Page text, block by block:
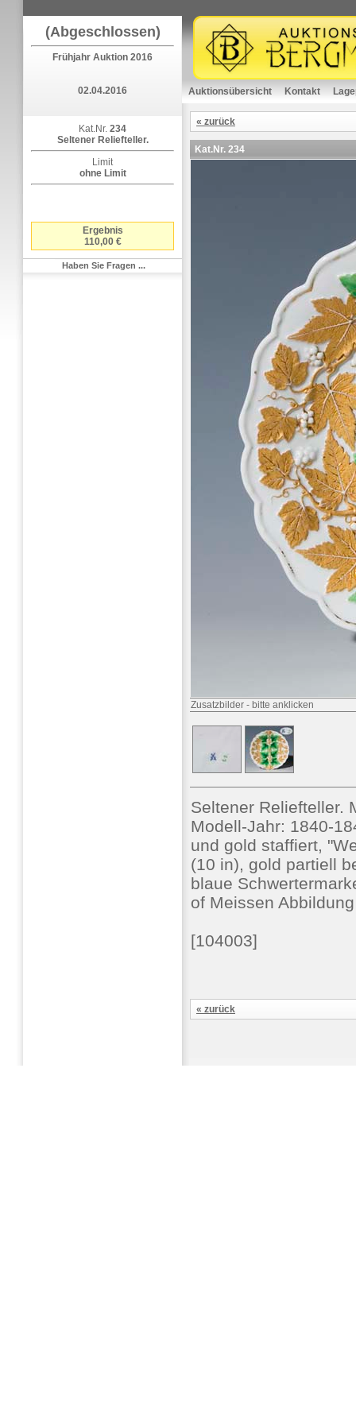
(Abgeschlossen)
Frühjahr Auktion 2016
02.04.2016
Kat.Nr. 234
Seltener Reliefteller.
Limit
ohne Limit
Ergebnis
110,00 €
Haben Sie Fragen ...
Auktionsübersicht Kontakt
« zurück
Kat.Nr. 234
Zusatzbilder - bitte anklicken
Seltener Reliefteller.
Modell-Jahr: 1840-
und gold staffiert,
(10 in), gold partiell
blaue
of Meissen
[104003]
« zurück